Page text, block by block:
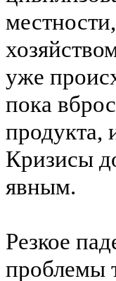
местности,
уже
пока
продукта,
Кризисы
явным.
Резкое
проблемы